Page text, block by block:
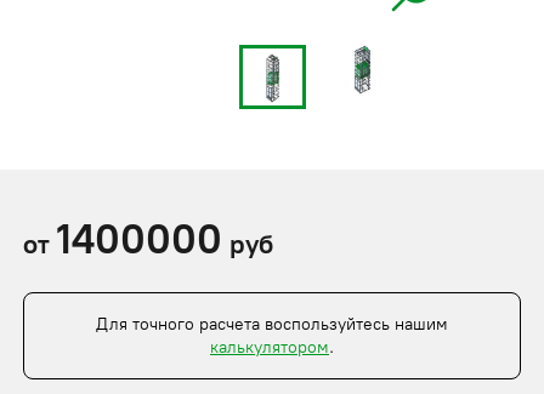
от 1400000 руб
Для точного расчета воспользуйтесь нашим
калькулятором.